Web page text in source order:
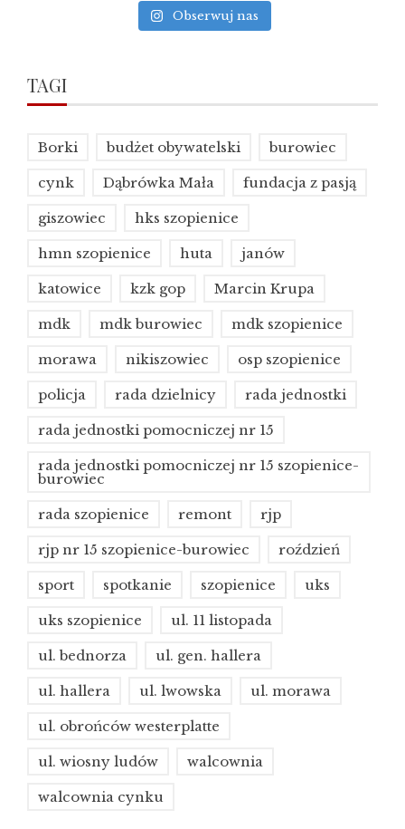
Obserwuj nas
TAGI
Borki budżet obywatelski burowiec
cynk Dąbrówka Mała fundacja z pasją
giszowiec hks szopienice
hmn szopienice huta janów
katowice kzk gop Marcin Krupa
mdk mdk burowiec mdk szopienice
morawa nikiszowiec osp szopienice
policja rada dzielnicy rada jednostki
rada jednostki pomocniczej nr 15
rada jednostki pomocniczej nr 15 szopienice-
burowiec
rada szopienice remont rjp
rjp nr 15 szopienice-burowiec roździeń
sport spotkanie szopienice uks
uks szopienice ul. 11 listopada
ul. bednorza ul. gen. hallera
ul. hallera ul. lwowska ul. morawa
ul. obrońców westerplatte
ul. wiosny ludów walcownia
walcownia cynku